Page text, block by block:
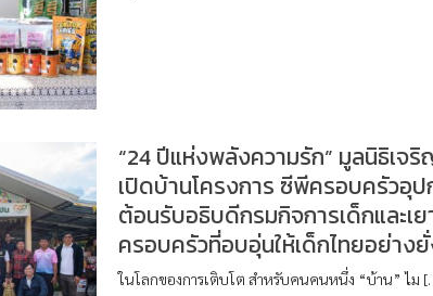
“24 ปีแห่งพลังความรัก” มูลนิธิ
เปิดบ้านโครงการ ซีพีครอบครัวอุ
ต้อนรับอธิบดีกรมกิจการเด็กและเ
ครอบครัวที่อบอุ่นให้เด็กไทยอย่าง
ในโลกของการเติบโต สำหรับคนคนหนึ่ง “บ้าน” ไม